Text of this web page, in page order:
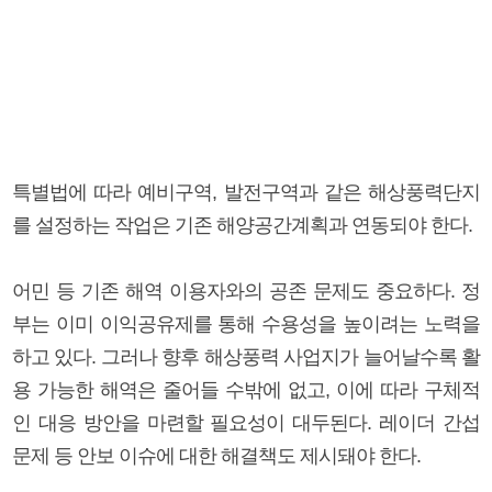
특별법에 따라 예비구역, 발전구역과 같은 해상풍력단지
를 설정하는 작업은 기존 해양공간계획과 연동되야 한다.
어민 등 기존 해역 이용자와의 공존 문제도 중요하다. 정
부는 이미 이익공유제를 통해 수용성을 높이려는 노력을
하고 있다. 그러나 향후 해상풍력 사업지가 늘어날수록 활
용 가능한 해역은 줄어들 수밖에 없고, 이에 따라 구체적
인 대응 방안을 마련할 필요성이 대두된다. 레이더 간섭
문제 등 안보 이슈에 대한 해결책도 제시돼야 한다.